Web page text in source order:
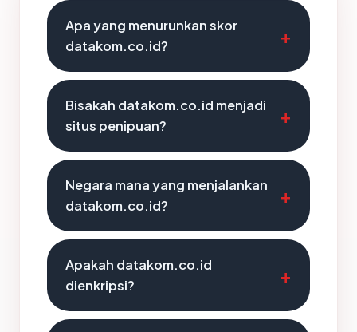
Apa yang menurunkan skor
datakom.co.id?
Bisakah datakom.co.id menjadi
situs penipuan?
Negara mana yang menjalankan
datakom.co.id?
Apakah datakom.co.id
dienkripsi?